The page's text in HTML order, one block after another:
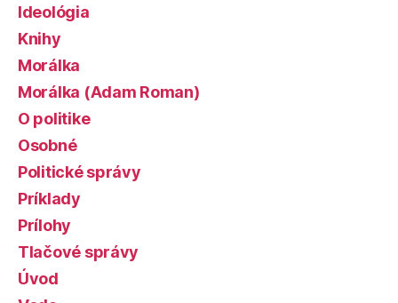
Ideológia
Knihy
Morálka
Morálka (Adam Roman)
O politike
Osobné
Politické správy
Príklady
Prílohy
Tlačové správy
Úvod